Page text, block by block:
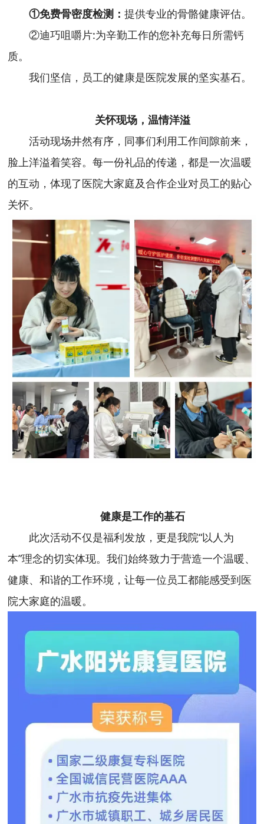
①免费骨密度检测：提供专业的骨骼健康评估。
②迪巧咀嚼片:为辛勤工作的您补充每日所需钙
质。
我们坚信，员工的健康是医院发展的坚实基石。
关怀现场，温情洋溢
活动现场井然有序，同事们利用工作间隙前来，
脸上洋溢着笑容。每一份礼品的传递，都是一次温暖
的互动，体现了医院大家庭及合作企业对员工的贴心
关怀。
健康是工作的基石
此次活动不仅是福利发放，更是我院“以人为
本”理念的切实体现。我们始终致力于营造一个温暖、
健康、和谐的工作环境，让每一位员工都能感受到医
院大家庭的温暖。